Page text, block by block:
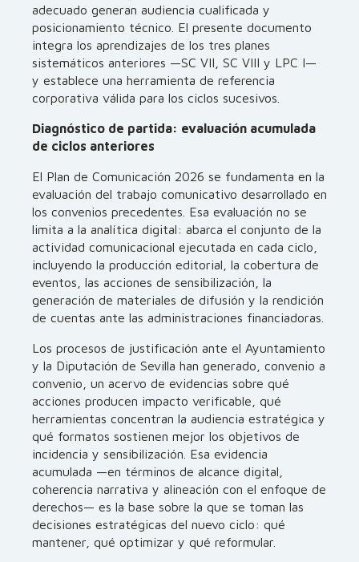
adecuado generan audiencia cualificada y
posicionamiento técnico. El presente documento
integra los aprendizajes de los tres planes
sistemáticos anteriores —SC VII, SC VIII y LPC I—
y establece una herramienta de referencia
corporativa válida para los ciclos sucesivos.
Diagnóstico de partida: evaluación acumulada
de ciclos anteriores
El Plan de Comunicación 2026 se fundamenta en la
evaluación del trabajo comunicativo desarrollado en
los convenios precedentes. Esa evaluación no se
limita a la analítica digital: abarca el conjunto de la
actividad comunicacional ejecutada en cada ciclo,
incluyendo la producción editorial, la cobertura de
eventos, las acciones de sensibilización, la
generación de materiales de difusión y la rendición
de cuentas ante las administraciones financiadoras.
Los procesos de justificación ante el Ayuntamiento
y la Diputación de Sevilla han generado, convenio a
convenio, un acervo de evidencias sobre qué
acciones producen impacto verificable, qué
herramientas concentran la audiencia estratégica y
qué formatos sostienen mejor los objetivos de
incidencia y sensibilización. Esa evidencia
acumulada —en términos de alcance digital,
coherencia narrativa y alineación con el enfoque de
derechos— es la base sobre la que se toman las
decisiones estratégicas del nuevo ciclo: qué
mantener, qué optimizar y qué reformular.